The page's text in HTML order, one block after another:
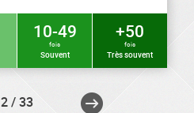
10-49
fois
Souvent
+50
fois
Très souvent
2 / 33